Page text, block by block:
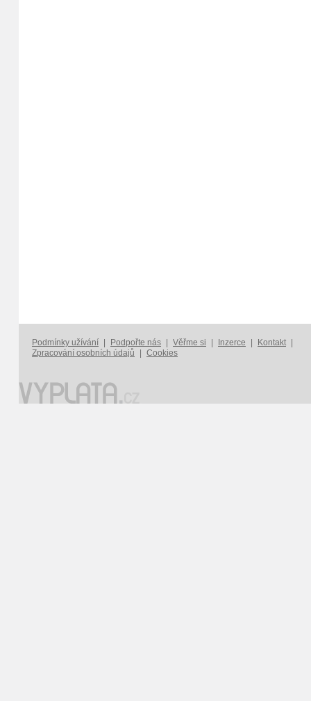
Podmínky užívání Podpořte nás Věřme si Inzerce Kontakt
Zpracování osobních údajů
Cookies